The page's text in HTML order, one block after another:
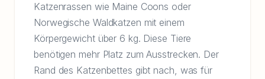
Katzenrassen wie Maine Coons oder
Norwegische Waldkatzen mit einem
Körpergewicht über 6 kg. Diese Tiere
benötigen mehr Platz zum Ausstrecken. Der
Rand des Katzenbettes gibt nach, was für